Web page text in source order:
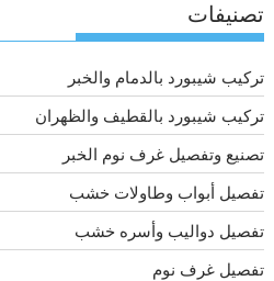
تصنيفات
تركيب شيبورد بالدمام والخبر
تركيب شيبورد بالقطيف والظهران
تصنيع وتفصيل غرف نوم الخبر
تفصيل أبواب وطاولات خشب
تفصيل دواليب وأسره خشب
تفصيل غرف نوم